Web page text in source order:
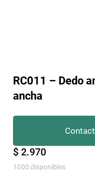
RC011 – Dedo
ancha
$ 2.970
1000 disponibles